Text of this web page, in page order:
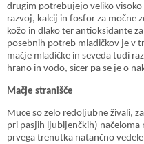
drugim potrebujejo veliko
razvoj, kalcij in fosfor za močne
kožo in dlako ter antioksidante
posebnih potreb mladičkov je v
mačje mladičke in seveda tudi
hrano in vodo, sicer pa se je o
Mačje stranišče
Muce so zelo redoljubne živali,
pri pasjih ljubljenčkih) načeloma
prvega trenutka natančno